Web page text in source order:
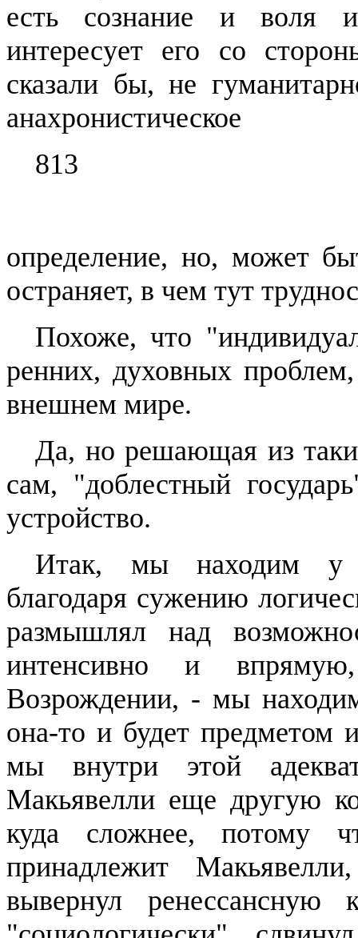
есть сознание и воля
интересует его со
сказали бы, не
анахронистическое
813
определение, но, может
остраняет, в чем тут
Похоже, что
ренних, духовных
внешнем мире.
Да, норешающая из
сам, "доблестный
устройство.
Итак, мы находим
благодаря сужению
размыш­лял над
интенсивно и
Возрождении, - мы
она-то и будет предметом
мы внутри этой
Макьявелли еще другую
куда сложнее, потому
принадлежит Макьявелли
вывернул ренессансную